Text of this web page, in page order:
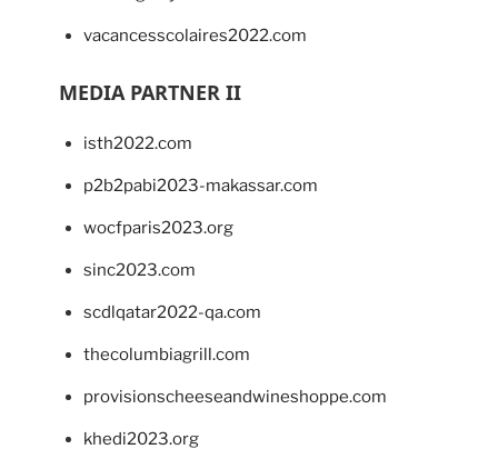
vacancesscolaires2022.com
MEDIA PARTNER II
isth2022.com
p2b2pabi2023-makassar.com
wocfparis2023.org
sinc2023.com
scdlqatar2022-qa.com
thecolumbiagrill.com
provisionscheeseandwineshoppe.com
khedi2023.org